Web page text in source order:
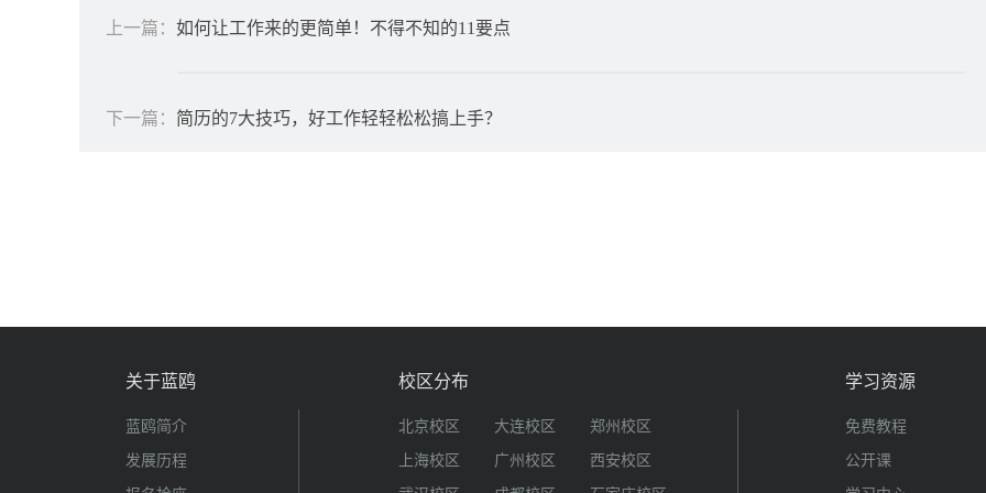
上一篇： 如何让工作来的更简单！不得不知的11要点
下一篇： 简历的7大技巧，好工作轻轻松松搞上手？
关于蓝鸥
蓝鸥简介
发展历程
校区分布
北京校区 大连校区 郑州校区
上海校区 广州校区 西安校区
学习资源
免费教程
公开课